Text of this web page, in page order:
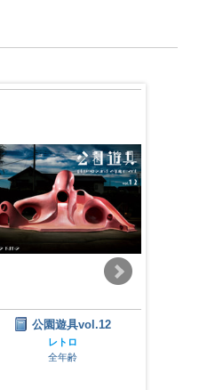
プラレール井の頭線 #2
写真集
全年齢